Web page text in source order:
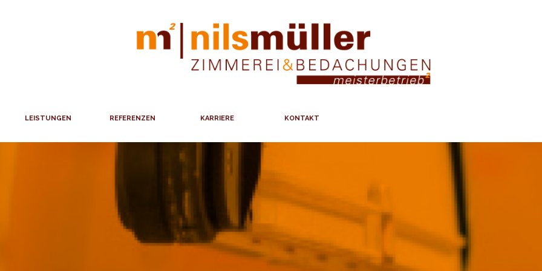
LEISTUNGEN REFERENZEN KARRIERE KONTAKT